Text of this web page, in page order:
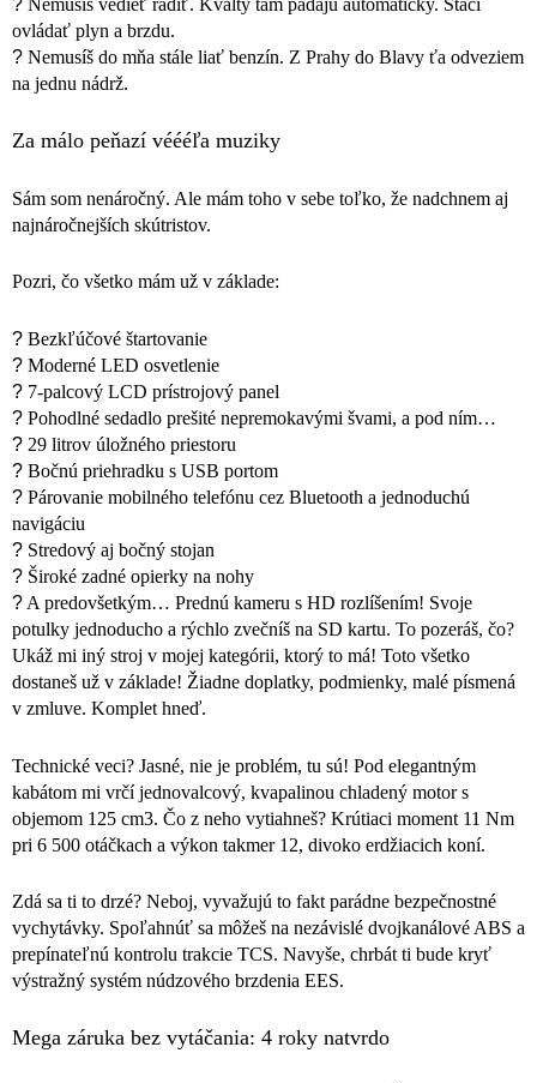
? Nemusíš vedieť radiť. Kvalty tam padajú automaticky. Stačí
ovládať plyn a brzdu.
? Nemusíš do mňa stále liať benzín. Z Prahy do Blavy ťa odveziem
na jednu nádrž.
Za málo peňazí véééľa muziky
Sám som nenáročný. Ale mám toho v sebe toľko, že nadchnem aj
najnáročnejších skútristov.
Pozri, čo všetko mám už v základe:
? Bezkľúčové štartovanie
? Moderné LED osvetlenie
? 7-palcový LCD prístrojový panel
? Pohodlné sedadlo prešité nepremokavými švami, a pod ním…
? 29 litrov úložného priestoru
? Bočnú priehradku s USB portom
? Párovanie mobilného telefónu cez Bluetooth a jednoduchú
navigáciu
? Stredový aj bočný stojan
? Široké zadné opierky na nohy
? A predovšetkým… Prednú kameru s HD rozlíšením! Svoje
potulky jednoducho a rýchlo zvečníš na SD kartu. To pozeráš, čo?
Ukáž mi iný stroj v mojej kategórii, ktorý to má! Toto všetko
dostaneš už v základe! Žiadne doplatky, podmienky, malé písmená
v zmluve. Komplet hneď.
Technické veci? Jasné, nie je problém, tu sú! Pod elegantným
kabátom mi vrčí jednovalcový, kvapalinou chladený motor s
objemom 125 cm3. Čo z neho vytiahneš? Krútiaci moment 11 Nm
pri 6 500 otáčkach a výkon takmer 12, divoko erdžiacich koní.
Zdá sa ti to drzé? Neboj, vyvažujú to fakt parádne bezpečnostné
vychytávky. Spoľahnúť sa môžeš na nezávislé dvojkanálové ABS a
prepínateľnú kontrolu trakcie TCS. Navyše, chrbát ti bude kryť
výstražný systém núdzového brzdenia EES.
Mega záruka bez vytáčania: 4 roky natvrdo